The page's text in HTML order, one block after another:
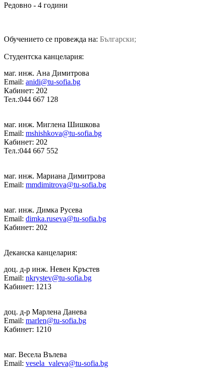
Редовно - 4 години
Обучението се провежда на: Български;
Студентска канцелария:
маг. инж. Ана Димитрова
Email: anidi@tu-sofia.bg
Кабинет: 202
Тел.:044 667 128
маг. инж. Миглена Шишкова
Email: mshishkova@tu-sofia.bg
Кабинет: 202
Тел.:044 667 552
маг. инж. Мариана Димитрова
Email: mmdimitrova@tu-sofia.bg
маг. инж. Димка Русева
Email: dimka.ruseva@tu-sofia.bg
Кабинет: 202
Деканска канцелария:
доц. д-р инж. Невен Кръстев
Email: nkrystev@tu-sofia.bg
Кабинет: 1213
доц. д-р Марлена Данева
Email: marlen@tu-sofia.bg
Кабинет: 1210
маг. Весела Вълева
Email: vesela_valeva@tu-sofia.bg